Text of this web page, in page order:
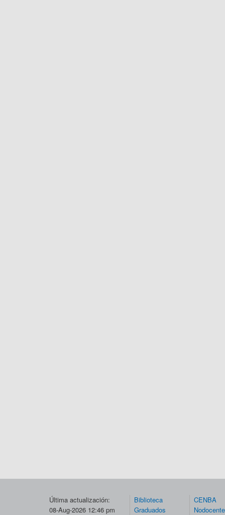
Última actualización:
08-Aug-2026 12:46 pm
Biblioteca
Graduados
CENBA